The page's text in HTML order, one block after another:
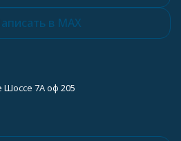
в MAX
7А оф 205